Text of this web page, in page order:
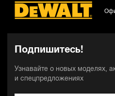
Подпишитесь!
Узнавайте о новых моделях,
и спецпредложениях